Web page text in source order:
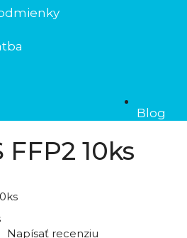
Blog
FFP2 10ks
Napísať recenziu